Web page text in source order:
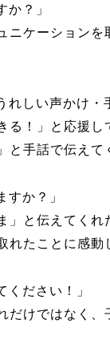
？」
ニケーション
しい声かけ・
る！」と応援
手話で伝えて
か？」
」と伝えてく
たことに感動
ださい！」
だけではなく